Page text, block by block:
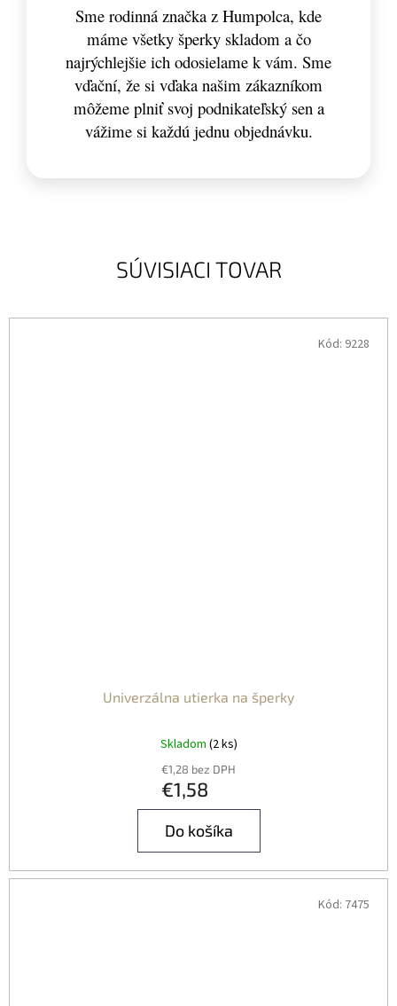
SÚVISIACI TOVAR
Univerzálna utierka na šperky
Skladom (2 ks)
€1,28 bez DPH
€1,58
Do košíka
Kód: 9228
Kód: 7475
Sme rodinná značka z Humpolca, kde
máme všetky šperky skladom a čo
najrýchlejšie ich odosielame k vám. Sme
vďační, že si vďaka našim zákazníkom
môžeme plniť svoj podnikateľský sen a
vážime si každú jednu objednávku.